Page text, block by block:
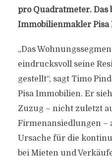
pro Quadratmeter. Das
Immobilienmakler Pisa
„Das
eindrucksvoll seine
gestellt“, sagt Timo
Pisa Immobilien. Er
Zuzug – nicht zuletzt
Firmenansiedlungen –
Ursache für die
bei Mieten und